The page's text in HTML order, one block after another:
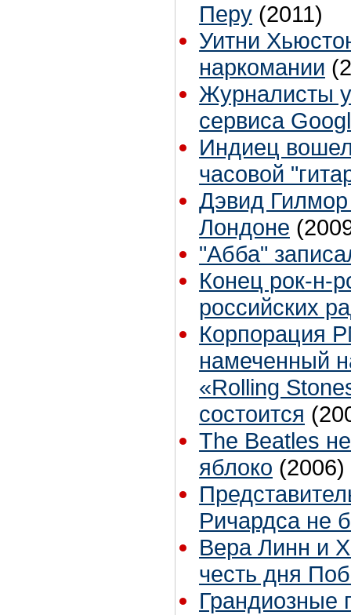
Перу (2011)
Уитни
наркомании
Журналисты
сервиса
Индиец
часовой
Дэвид Гилмор
Лондоне
"Абба"
Конец рок-н-
российских
Корпорация
намеченный
«Rolling
состоится
The Beatles
яблоко (2006)
Ричардса не
Вера Линн и
честь дня